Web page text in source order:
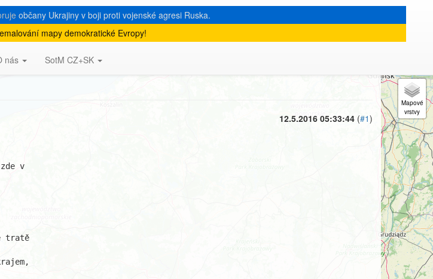
občany Ukrajiny v boji proti vojenské agresi Ruska.
mapy demokratické Evropy!
nás SotM CZ+SK
12.5.2016 05:33:44 (#1)
v
tratě